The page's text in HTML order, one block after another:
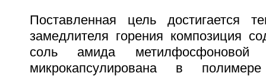
Поставленная цель достигается
замедлителя горения композиция
соль амида метилфосфоновой
микрокапсулирована в